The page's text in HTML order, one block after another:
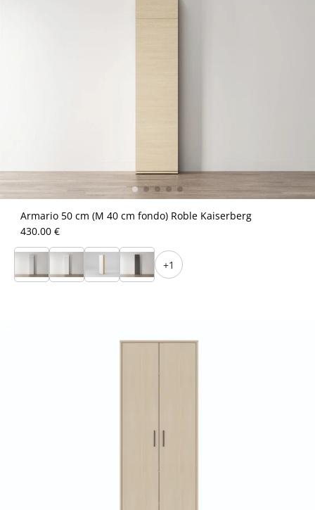
Armario 50 cm (M 40 cm fondo) Roble Kaiserberg
430.00 €
+1